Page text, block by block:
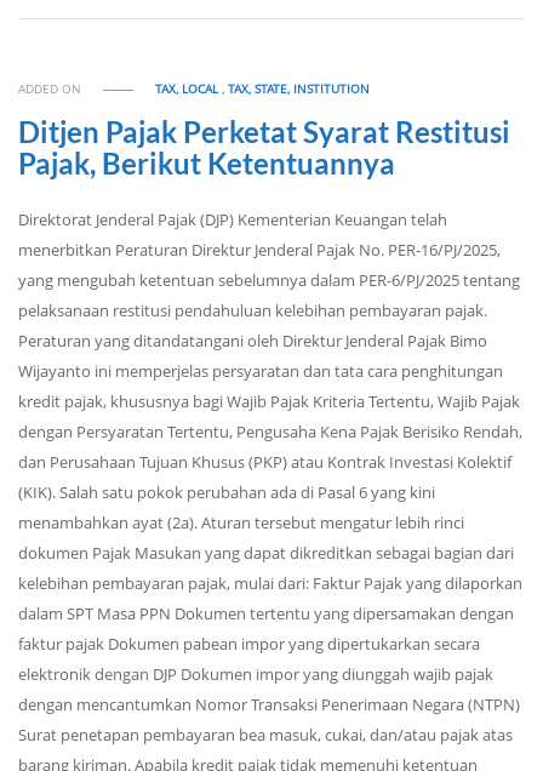
ADDED ON TAX, LOCAL,TAX, STATE, INSTITUTION
Ditjen Pajak Perketat Syarat Restitusi
Pajak, Berikut Ketentuannya
Direktorat Jenderal Pajak (DJP) Kementerian Keuangan telah
menerbitkan Peraturan Direktur Jenderal Pajak No. PER-16/PJ/2025,
yang mengubah ketentuan sebelumnya dalam PER-6/PJ/2025 tentang
pelaksanaan restitusi pendahuluan kelebihan pembayaran pajak.
Peraturan yang ditandatangani oleh Direktur Jenderal Pajak Bimo
Wijayanto ini memperjelas persyaratan dan tata cara penghitungan
kredit pajak, khususnya bagi Wajib Pajak Kriteria Tertentu, Wajib Pajak
dengan Persyaratan Tertentu, Pengusaha Kena Pajak Berisiko Rendah,
dan Perusahaan Tujuan Khusus (PKP) atau Kontrak Investasi Kolektif
(KIK). Salah satu pokok perubahan ada di Pasal 6 yang kini
menambahkan ayat (2a). Aturan tersebut mengatur lebih rinci
dokumen Pajak Masukan yang dapat dikreditkan sebagai bagian dari
kelebihan pembayaran pajak, mulai dari: Faktur Pajak yang dilaporkan
dalam SPT Masa PPN Dokumen tertentu yang dipersamakan dengan
faktur pajak Dokumen pabean impor yang dipertukarkan secara
elektronik dengan DJP Dokumen impor yang diunggah wajib pajak
dengan mencantumkan Nomor Transaksi Penerimaan Negara (NTPN)
Surat penetapan pembayaran bea masuk, cukai, dan/atau pajak atas
barang kiriman. Apabila kredit pajak tidak memenuhi ketentuan